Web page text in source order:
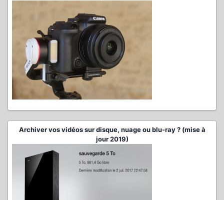
Archiver vos vidéos sur disque, nuage ou blu-ray ? (mise à
jour 2019)